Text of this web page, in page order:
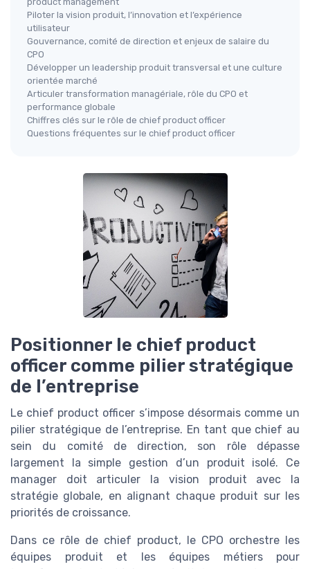
Piloter la vision produit, l’innovation et l’expérience
utilisateur
Gouvernance, comité de direction et enjeux de salaire du
CPO
Développer un leadership produit transversal et une culture
orientée marché
Articuler transformation managériale, rôle du CPO et
performance globale
Chiffres clés sur le rôle de chief product officer
Questions fréquentes sur le chief product officer
Positionner le chief product
officer comme pilier stratégique
de l’entreprise
Le chief product officer s’impose désormais comme un
pilier stratégique de l’entreprise. En tant que chief au
sein du comité de direction, son rôle dépasse
largement la simple gestion d’un produit isolé. Ce
manager doit articuler la vision produit avec la
stratégie globale, en alignant chaque produit sur les
priorités de croissance.
Dans ce rôle de chief product, le CPO orchestre les
équipes produit et les équipes métiers pour